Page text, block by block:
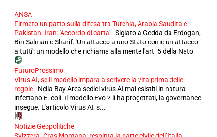
ANSA
Firmato un patto sulla difesa tra Turchia, Arabia Saudita e
Pakistan. Iran: 'Accordo di carta'-Siglato a Gedda da Erdogan,
Bin Salman e Sharif. 'Un attacco a uno Stato come un attacco
a tutti': un modello che richiama alla mente l'art. 5 della Nato
FuturoProssimo
Virus AI, se il modello impara a scrivere la vita prima delle
regole- Nella Bay Area sedici virus AI mai esistiti in natura
infettano E. coli. Il modello Evo 2 li ha progettati, la governance
insegue. L'articolo Virus AI, s...
Notizie Geopolitiche